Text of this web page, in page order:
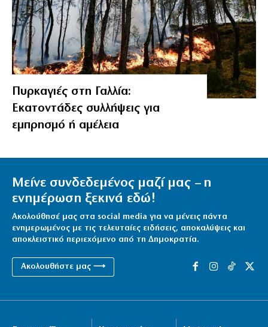
Πυρκαγιές στη Γαλλία:
Εκατοντάδες συλλήψεις για
εμπρησμό ή αμέλεια
Μείνε συνδεδεμένος μαζί μας – η
ενημέρωση ξεκινά εδώ!
Ακολούθησέ μας στα social media για να μένεις πάντα
ενημερωμένος με τις τελευταίες ειδήσεις, αποκαλύψεις και
αποκλειστικό περιεχόμενο από τη Δημοκρατία.
Ακολουθήστε μας ⟶